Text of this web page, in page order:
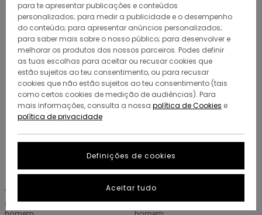
Avançar
para
procurar
critérios
filtragem
Avançar
para
ordenar
5 ORGANIC COTTON
Topaz C3
Sapatilhas de pele Vermelho
6 RECYCLED
Topaz C3 3.0
Sapatilhas de pele Branco
para te apresentar publicações e conteúdos
personalizados; para medir a publicidade e o desempenho
do conteúdo; para apresentar anúncios personalizados;
para saber mais sobre o nosso público; para desenvolver e
melhorar os produtos dos nossos parceiros. Podes definir
as tuas escolhas para aceitar ou recusar cookies que
estão sujeitos ao teu consentimento, ou para recusar
cookies que não estão sujeitos ao teu consentimento (tais
como certos cookies de medição de audiências). Para
mais informações, consulta a nossa política de Cookies e
política de privacidade
Definições de cookies
Aceitar tudo